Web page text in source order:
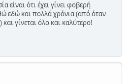
είναι ότι έχει γίνει φοβερή
εδώ και πολλά χρόνια (από όταν
γίνεται όλο και καλύτερο!